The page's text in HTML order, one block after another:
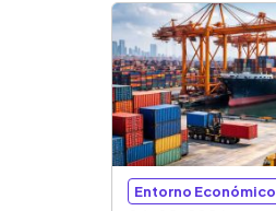
Entorno Económico